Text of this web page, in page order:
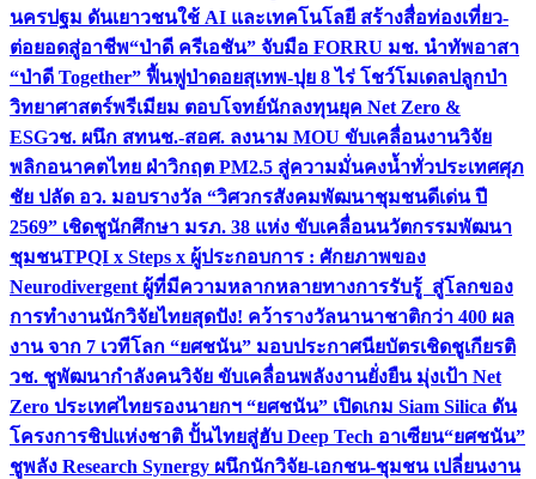
นครปฐม ดันเยาวชนใช้ AI และเทคโนโลยี สร้างสื่อท่องเที่ยว-
ต่อยอดสู่อาชีพ“ป่าดี ครีเอชัน” จับมือ FORRU มช. นำทัพอาสา
“ป่าดี Together” ฟื้นฟูป่าดอยสุเทพ-ปุย 8 ไร่ โชว์โมเดลปลูกป่า
วิทยาศาสตร์พรีเมียม ตอบโจทย์นักลงทุนยุค Net Zero &
ESGวช. ผนึก สทนช.-สอศ. ลงนาม MOU ขับเคลื่อนงานวิจัย
พลิกอนาคตไทย ฝ่าวิกฤต PM2.5 สู่ความมั่นคงน้ำทั่วประเทศศุภ
ชัย ปลัด อว. มอบรางวัล “วิศวกรสังคมพัฒนาชุมชนดีเด่น ปี
2569” เชิดชูนักศึกษา มรภ. 38 แห่ง ขับเคลื่อนนวัตกรรมพัฒนา
ชุมชนTPQI x Steps x ผู้ประกอบการ : ศักยภาพของ
Neurodivergent ผู้ที่มีความหลากหลายทางการรับรู้ สู่โลกของ
การทำงานนักวิจัยไทยสุดปัง! คว้ารางวัลนานาชาติกว่า 400 ผล
งาน จาก 7 เวทีโลก “ยศชนัน” มอบประกาศนียบัตรเชิดชูเกียรติ
วช. ชูพัฒนากำลังคนวิจัย ขับเคลื่อนพลังงานยั่งยืน มุ่งเป้า Net
Zero ประเทศไทยรองนายกฯ “ยศชนัน” เปิดเกม Siam Silica ดัน
โครงการชิปแห่งชาติ ปั้นไทยสู่ฮับ Deep Tech อาเซียน“ยศชนัน”
ชูพลัง Research Synergy ผนึกนักวิจัย-เอกชน-ชุมชน เปลี่ยนงาน